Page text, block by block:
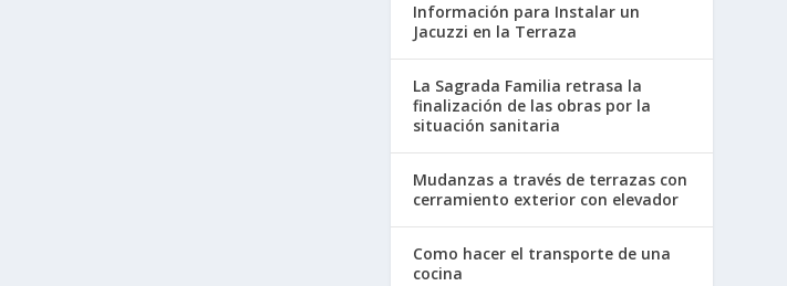
Información para Instalar un
Jacuzzi en la Terraza
La Sagrada Familia retrasa la
finalización de las obras por la
situación sanitaria
Mudanzas a través de terrazas con
cerramiento exterior con elevador
Como hacer el transporte de una
cocina